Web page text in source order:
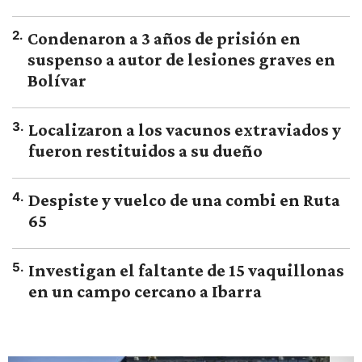
2. Condenaron a 3 años de prisión en
suspenso a autor de lesiones graves en
Bolívar
3. Localizaron a los vacunos extraviados y
fueron restituidos a su dueño
4. Despiste y vuelco de una combi en Ruta
65
5. Investigan el faltante de 15 vaquillonas
en un campo cercano a Ibarra